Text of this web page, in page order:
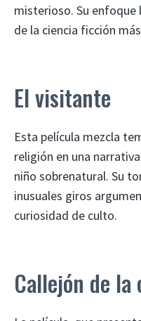
misterioso. Su
de la ciencia ficción
El visitante
Esta película mezcla
religión en una
niño sobrenatural. Su
inusuales giros
curiosidad de culto.
Callejón de la